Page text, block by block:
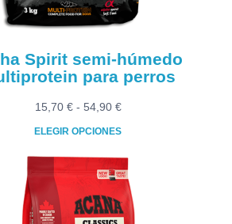
página
de
Spirit semi-húmedo
para perros
15,70 € - 54,90 €Rango
desde
15,70 €
hasta
54,90 €
ELEGIR OPCIONES
Este
producto
múltiples